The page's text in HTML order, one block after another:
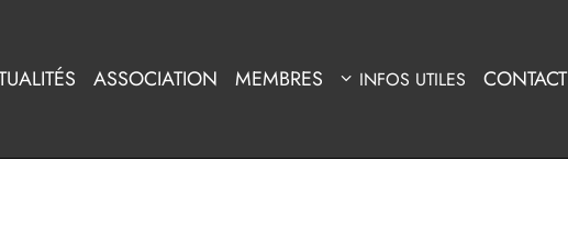
ASSOCIATION MEMBRES INFOS UTILES CONTACT